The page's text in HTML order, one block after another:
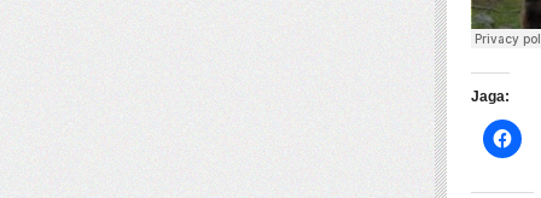
Jaga: